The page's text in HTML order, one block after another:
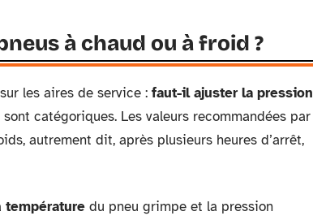
à chaud ou à froid ?
les aires de service : faut-il ajuster la pression
catégoriques. Les valeurs recommandées par
autrement dit, après plusieurs heures d’arrêt,
température du pneu grimpe et la pression